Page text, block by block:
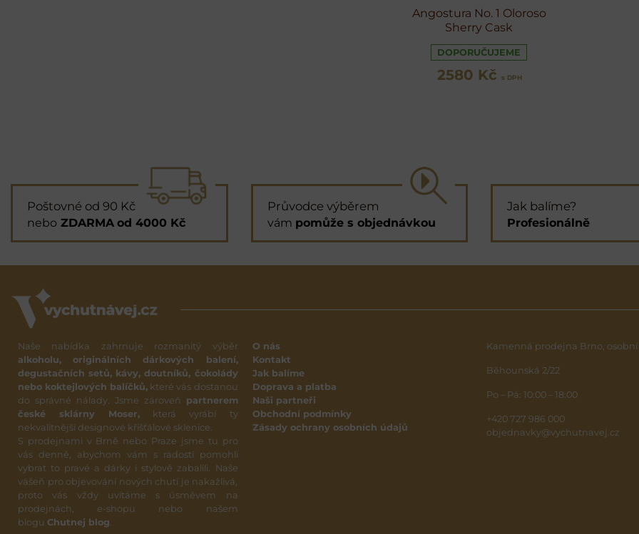
Angostura No. 1 Oloroso
Sherry Cask
DOPORUČUJEME
2580 Kč s DPH
Poštovné od 90 Kč
nebo ZDARMA od 4000 Kč
Průvodce výběrem
vám pomůže s objednávkou
Jak balíme?
Profesionálně
Naše nabídka zahrnuje rozmanitý výběr
alkoholu, originálních dárkových balení,
degustačních setů, kávy, doutníků, čokolády
nebo koktejlových balíčků, které vás dostanou
do správné nálady. Jsme zároveň partnerem
české sklárny Moser, která vyrábí ty
nekvalitnější designové křišťálové sklenice.
S prodejnami v Brně nebo Praze jsme tu pro
vás denně, abychom vám s radostí pomohli
vybrat to pravé a dárky i stylově zabalili. Naše
vášeň pro objevování nových chutí je nakažlivá,
proto vás vždy uvítáme s úsměvem na
prodejnách, e-shopu nebo našem
blogu Chutnej blog
O nás
Kontakt
Jak balíme
Doprava a platba
Naši partneři
Obchodní podmínky
Zásady ochrany osobních údajů
Kamenná prodejna Brno,
Běhounská 2/22
Po – Pá: 10:00 – 18:00
+420 727 986 000
objednavky@vychutnavej.cz